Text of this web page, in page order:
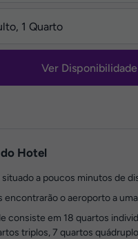
Ver Disponibilidade
Hotel
a poucos minutos de
encontrarão o aeroporto a
consiste em 18 quartos
triplos, 7 quartos